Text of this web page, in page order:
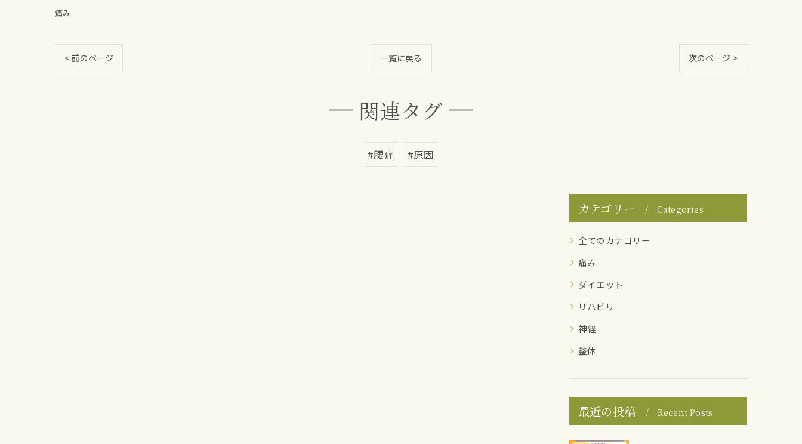
痛み
< 前のページ 一覧に戻る 次のページ >
関連タグ
#腰痛 #原因
カテゴリー Categories
全てのカテゴリー
痛み
ダイエット
リハビリ
神経
整体
最近の投稿 Recent Posts